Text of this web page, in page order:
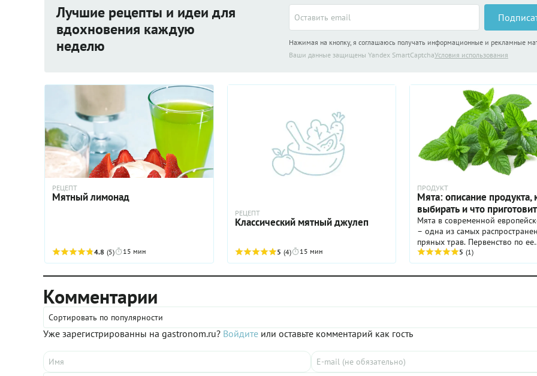
Лучшие рецепты и идеи для
вдохновения каждую
неделю
Нажимая на кнопку, я соглашаюсь получать информационные и рекламные
Ваши данные защищены Yandex SmartCaptchaУсловия использования
РЕЦЕПТ
Мятный лимонад
4.8 (5) 15 мин
РЕЦЕПТ
Классический мятный джулеп
5 (4) 15 мин
ПРОДУКТ
Мята: описание продукта,
выбирать и что
Мята в современной
– одна из самых
пряных трав. Первенство по ее
использованию удерживают
которые добавляют ее в
несладкие блюда, где ...
5 (1)
Комментарии
Сортировать по популярности
Уже зарегистрированны на gastronom.ru? Войдите или оставьте комментарий как гость